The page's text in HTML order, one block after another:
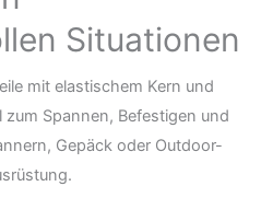
Situationen